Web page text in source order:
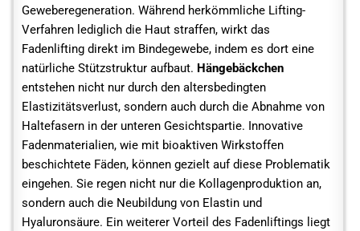
Geweberegeneration. Während herkömmliche Lifting-
Verfahren lediglich die Haut straffen, wirkt das
Fadenlifting direkt im Bindegewebe, indem es dort eine
natürliche Stützstruktur aufbaut. Hängebäckchen
entstehen nicht nur durch den altersbedingten
Elastizitätsverlust, sondern auch durch die Abnahme von
Haltefasern in der unteren Gesichtspartie. Innovative
Fadenmaterialien, wie mit bioaktiven Wirkstoffen
beschichtete Fäden, können gezielt auf diese Problematik
eingehen. Sie regen nicht nur die Kollagenproduktion an,
sondern auch die Neubildung von Elastin und
Hyaluronsäure. Ein weiterer Vorteil des Fadenliftings liegt